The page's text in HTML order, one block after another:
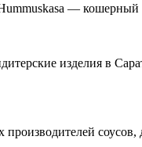
— кошерный
изделия в